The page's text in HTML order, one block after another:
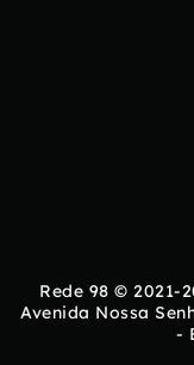
Rede 98 © 2021-
Avenida Nossa
-